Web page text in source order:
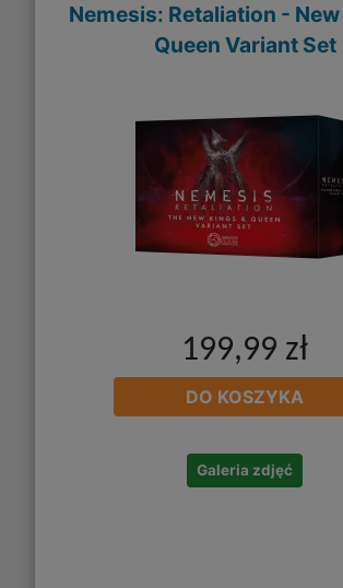
Nemesis: Retaliation -
Queen Variant Set
199,99 zł
DO KOSZYKA
Galeria zdjęć